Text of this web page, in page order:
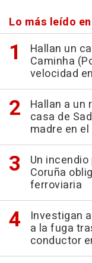
Lo más leído
Hallan un
Caminha
velocidad
Hallan a un
casa de
madre en
Un
Coruña
ferroviaria
Investigan
a la fuga
conductor